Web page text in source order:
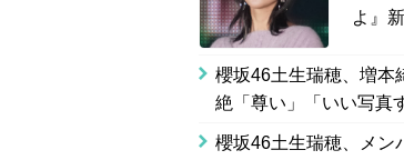
よ』
櫻坂46土生瑞穂、増本
絶「尊い」「いい写真
櫻坂46土生瑞穂、メン